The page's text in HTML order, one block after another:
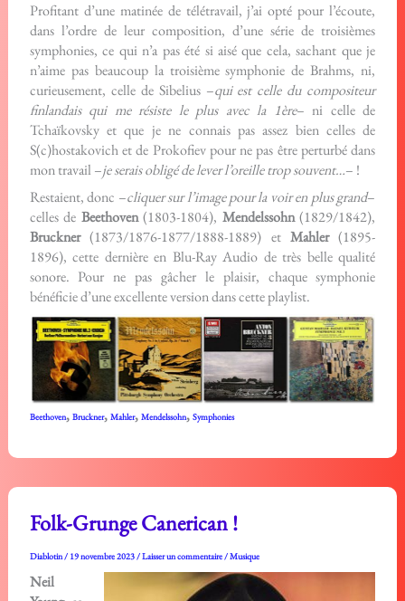
Profitant d’une matinée de télétravail, j’ai opté pour l’écoute,
dans l’ordre de leur composition, d’une série de troisièmes
symphonies, ce qui n’a pas été si aisé que cela, sachant que je
n’aime pas beaucoup la troisième symphonie de Brahms, ni,
curieusement, celle de Sibelius –qui est celle du compositeur
finlandais qui me résiste le plus avec la 1ère– ni celle de
Tchaïkovsky et que je ne connais pas assez bien celles de
S(c)hostakovich et de Prokofiev pour ne pas être perturbé dans
mon travail –je serais obligé de lever l’oreille trop souvent…– !
Restaient, donc –cliquer sur l’image pour la voir en plus grand–
celles de Beethoven(1803-1804), Mendelssohn(1829/1842),
Bruckner(1873/1876-1877/1888-1889) et Mahler(1895-
1896), cette dernière en Blu-Ray Audio de très belle qualité
sonore. Pour ne pas gâcher le plaisir, chaque symphonie
bénéficie d’une excellente version dans cette playlist.
Beethoven, Bruckner, Mahler, Mendelssohn, Symphonies
Folk-Grunge Canerican !
Diablotin/ 19 novembre 2023/Laisser un commentaire/Musique
Neil